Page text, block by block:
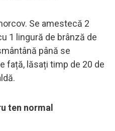
Se amestecă 2
1 lingură de brânză de
până se
față, lăsați timp de 20 de
ten normal